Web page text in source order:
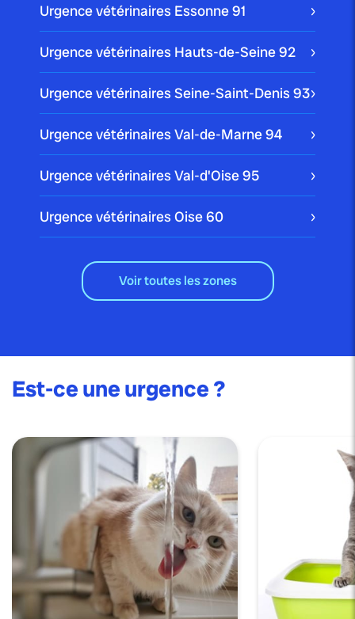
Urgence vétérinaires Essonne91
Urgence vétérinaires Hauts-de-Seine92
Urgence vétérinaires Seine-Saint-Denis93
Urgence vétérinaires Val-de-Marne94
Urgence vétérinaires Val-d'Oise95
Urgence vétérinaires Oise60
Voir toutes les zones
Est-ce une urgence ?